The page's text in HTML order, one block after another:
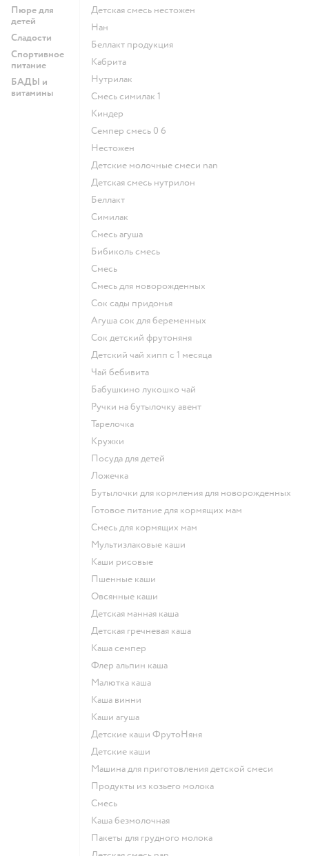
Пюре для
детей
Сладости
Спортивное
питание
БАДЫ и
витамины
детская смесь нестожен
нан
беллакт продукция
кабрита
нутрилак
смесь симилак 1
киндер
семпер смесь 0 6
нестожен
Детские молочные смеси nan
детская смесь нутрилон
беллакт
симилак
смесь агуша
бибиколь смесь
смесь
смесь для новорожденных
сок сады придонья
агуша сок для беременных
сок детский фрутоняня
детский чай хипп с 1 месяца
чай бебивита
бабушкино лукошко чай
ручки на бутылочку авент
тарелочка
кружки
посуда для детей
ложечка
бутылочки для кормления для новорожденных
готовое питание для кормящих мам
смесь для кормящих мам
Мультизлаковые каши
Каши рисовые
Пшенные каши
овсянные каши
детская манная каша
детская гречневая каша
каша семпер
флер альпин каша
малютка каша
каша винни
каши агуша
Детские каши ФрутоНяня
детские каши
машина для приготовления детской смеси
продукты из козьего молока
смесь
каша безмолочная
пакеты для грудного молока